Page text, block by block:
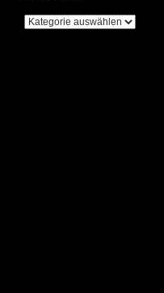
Kategorien